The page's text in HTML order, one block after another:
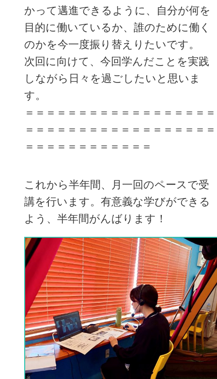
かって邁進できるように、自分が何を
目的に働いているか、誰のために働く
のかを今一度振り替えりたいです。
次回に向けて、今回学んだことを実践
しながら日々を過ごしたいと思いま
す。
＝＝＝＝＝＝＝＝＝＝＝＝＝＝＝＝＝＝
＝＝＝＝＝＝＝＝＝＝＝＝＝＝＝＝＝＝
＝＝＝＝＝＝＝＝＝＝＝＝
これから半年間、月一回のペースで受
講を行います。有意義な学びができる
よう、半年間がんばります！